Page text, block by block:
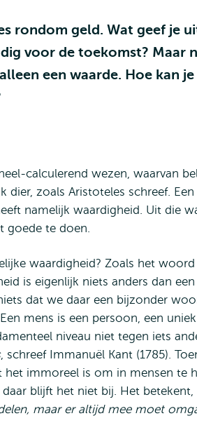
rondom geld. Wat geef je
voor de toekomst? Maar
een waarde. Hoe kan
calculerend wezen, waarvan
dier, zoals Aristoteles schreef.
namelijk waardigheid. Uit die
goede te doen.
waardigheid? Zoals het
is eigenlijk niets anders dan
dat we daar een bijzonder
mens is een persoon, een
niveau niet tegen iets
, schreef Immanuël Kant (1785).
het immoreel is om in mensen te
blijft het niet bij. Het
maar er altijd mee moet